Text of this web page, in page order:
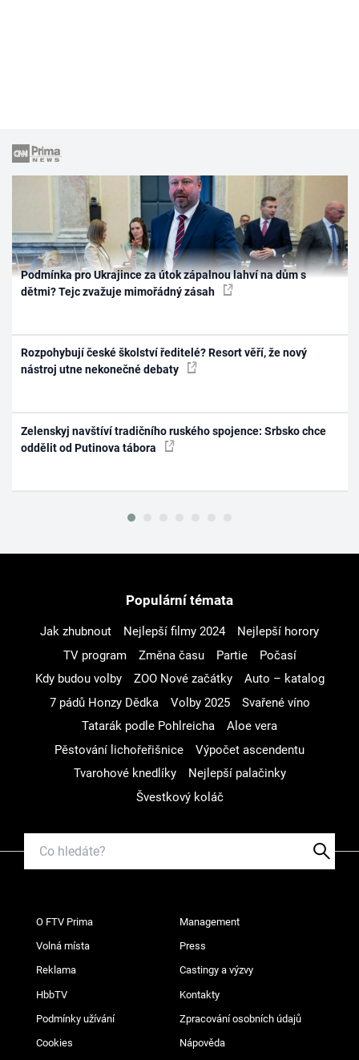
Podmínka pro Ukrajince za útok zápalnou lahví na dům s
dětmi? Tejc zvažuje mimořádný zásah
Rozpohybují české školství ředitelé? Resort věří, že nový
nástroj utne nekonečné debaty
Zelenskyj navštíví tradičního ruského spojence: Srbsko chce
oddělit od Putinova tábora
Populární témata
Jak zhubnout Nejlepší filmy 2024
Nejlepší horory
TV program
Změna času Partie
Počasí
Kdy budou volby
ZOO Nové začátky
Auto – katalog
7 pádů Honzy Dědka
Volby 2025
Svařené víno
Tatarák podle Pohlreicha
Aloe vera
Pěstování lichořeřišnice
Výpočet ascendentu
Tvarohové knedlíky
Nejlepší palačinky
Švestkový koláč
O FTV Prima Management
Volná místa Press
Reklama Castingy a výzvy
HbbTV Kontakty
Podmínky užívání Zpracování osobních údajů
Cookies Nápověda